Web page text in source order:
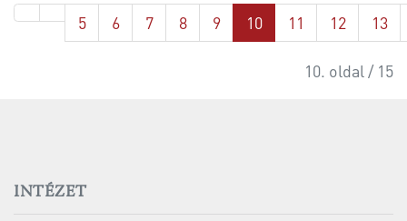
5 6 7 8 9 10 11 12 13
10. oldal / 15
INTÉZET